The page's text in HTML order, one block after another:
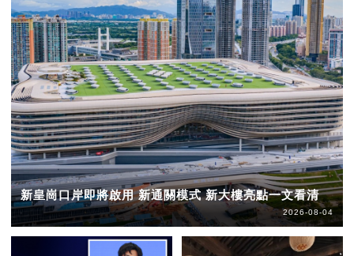
新皇崗口岸即將啟用 新通關模式 新大樓亮點一文看清
2026-08-04